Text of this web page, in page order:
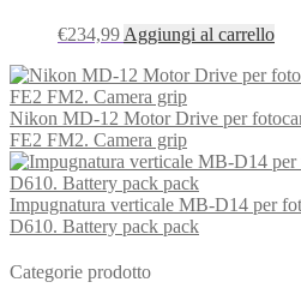
€234,99 Aggiungi al carrello
Nikon MD-12 Motor Drive per
FE2 FM2. Camera grip
Impugnatura verticale MB-D14 per
D610. Battery pack pack
Categorie prodotto